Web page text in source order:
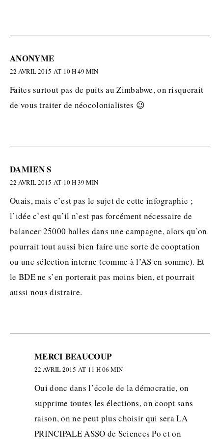
ANONYME
22 AVRIL 2015 AT 10 H 49 MIN
Faites surtout pas de puits au Zimbabwe, on risquerait
de vous traiter de néocolonialistes 😉
DAMIEN S
22 AVRIL 2015 AT 10 H 39 MIN
Ouais, mais c’est pas le sujet de cette infographie ;
l’idée c’est qu’il n’est pas forcément nécessaire de
balancer 25000 balles dans une campagne, alors qu’on
pourrait tout aussi bien faire une sorte de cooptation
ou une sélection interne (comme à l’AS en somme). Et
le BDE ne s’en porterait pas moins bien, et pourrait
aussi nous distraire.
MERCI BEAUCOUP
22 AVRIL 2015 AT 11 H 06 MIN
Oui donc dans l’école de la démocratie, on
supprime toutes les élections, on coopt sans
raison, on ne peut plus choisir qui sera LA
PRINCIPALE ASSO de Sciences Po et on